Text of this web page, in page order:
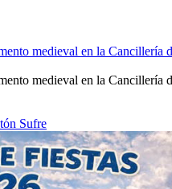
medieval en la Cancillería
medieval en la Cancillería
Sufre